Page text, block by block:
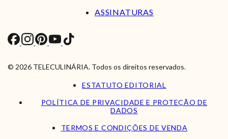
ASSINATURAS
© 2026 TELECULINÁRIA. Todos os direitos reservados.
ESTATUTO EDITORIAL
POLÍTICA DE PRIVACIDADE E PROTEÇÃO DE
DADOS
TERMOS E CONDIÇÕES DE VENDA